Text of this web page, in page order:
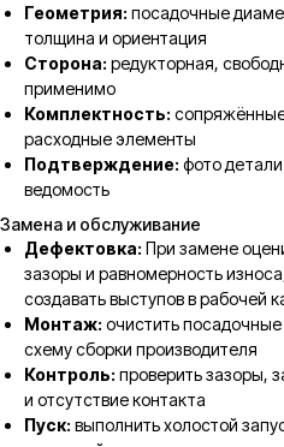
Геометрия: посадочные
толщина и ориентация
Сторона: редукторная,
применимо
Комплектность:
расходные элементы
Подтверждение: фото
ведомость
Замена и обслуживание
Дефектовка: При замене
зазоры и равномерность
создавать выступов в рабочей
Монтаж: очистить
схему сборки производителя
Контроль: проверить зазоры,
и отсутствие контакта
Пуск: выполнить холостой